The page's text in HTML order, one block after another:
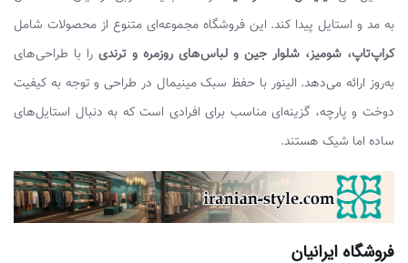
به مد و استایل پیدا کند. این فروشگاه مجموعه‌ای متنوع از محصولات شامل
کراپ‌تاپ، شومیز، شلوار جین و لباس‌های روزمره و ترندی را با طراحی‌های
به‌روز ارائه می‌دهد. الینور با حفظ سبک مینیمال در طراحی و توجه به کیفیت
دوخت و پارچه، گزینه‌ای مناسب برای افرادی است که به دنبال استایل‌های
ساده اما شیک هستند.
فروشگاه ایرانیان